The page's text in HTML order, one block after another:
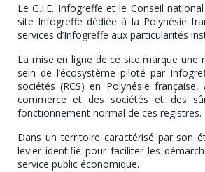
Le G.I.E. Infogreffe et le Conseil
site Infogreffe dédiée à la Polynésie
services d’Infogreffe aux particularités
La mise en ligne de ce site marque une
sein de l’écosystème piloté par
sociétés (RCS) en Polynésie
commerce et des sociétés et des
fonctionnement normal de ces registres.
Dans un territoire caractérisé par son
levier identifié pour faciliter les
service public économique.